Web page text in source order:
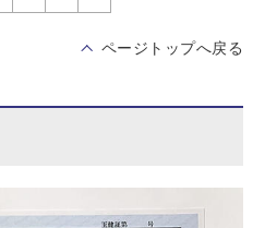
ページトップへ戻る